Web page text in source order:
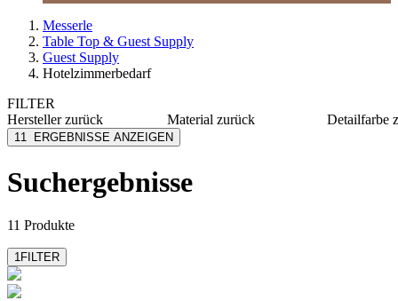
Messerle
Table Top & Guest Supply
Guest Supply
Hotelzimmerbedarf
FILTER
Herstellerzurück
Coronet
MESSERLE
Material zurück
Metall
Detailfarbe
11 ERGEBNISSE ANZEIGEN
Suchergebnisse
11 Produkte
1FILTER